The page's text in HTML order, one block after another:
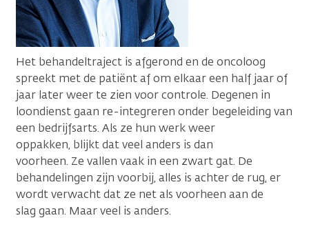
Het behandeltraject is afgerond en de oncoloog
spreekt met de patiënt af om elkaar een half jaar of
jaar later weer te zien voor controle. Degenen in
loondienst gaan re-integreren onder begeleiding van
een bedrijfsarts. Als ze hun werk weer
oppakken, blijkt dat veel anders is dan
voorheen. Ze vallen vaak in een zwart gat. De
behandelingen zijn voorbij, alles is achter de rug, er
wordt verwacht dat ze net als voorheen aan de
slag gaan. Maar veel is anders.